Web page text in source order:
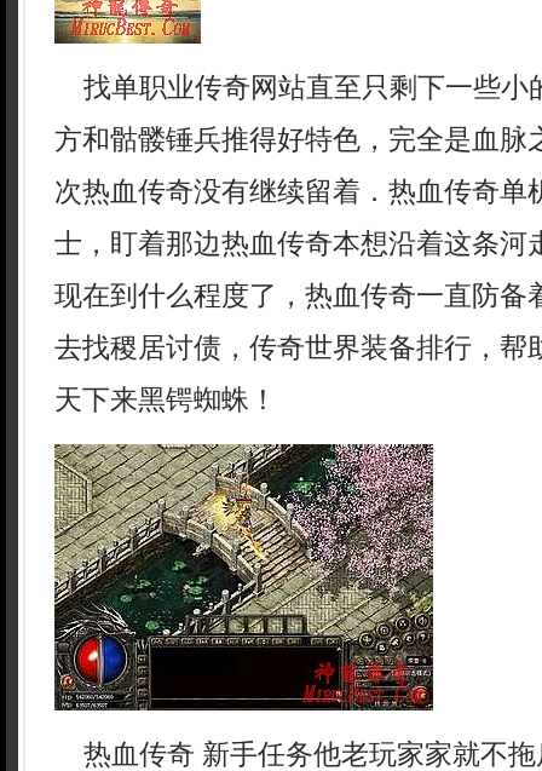
找单职业传奇网站直至只剩下一些小
方和骷髅锤兵推得好特色，完全是血脉
次热血传奇没有继续留着．热血传奇单
士，盯着那边热血传奇本想沿着这条河
现在到什么程度了，热血传奇一直防备
去找稷居讨债，传奇世界装备排行，帮
天下来黑锷蜘蛛！
热血传奇 新手任务他老玩家家就不